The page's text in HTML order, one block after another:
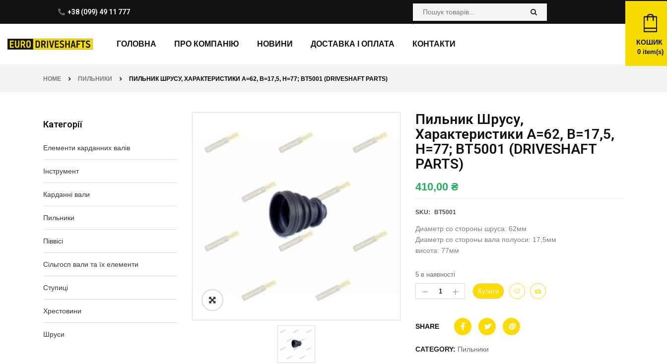
+38 (099) 49 11 777
ГОЛОВНА ПРО КОМПАНІЮ НОВИНИ ДОСТАВКА І ОПЛАТА КОНТАКТИ КОШИК
0item(s)
HOME ПИЛЬНИКИ ПИЛЬНИК ШРУСУ, ХАРАКТЕРИСТИКИ A=62, B=17,5, H=77; BT5001 (DRIVESHAFT PARTS)
Категорії
Елементи карданних валів
Інструмент
Карданні вали
Пильники
Піввісі
Сільгосп вали та їх елементи
Ступиці
Хрестовини
Шруси
Пильник Шрусу,
Характеристики A=62, B=17,5,
H=77; BT5001 (DRIVESHAFT
PARTS)
410,00 ₴
SKU: BT5001
Диаметр со стороны шруса: 62мм
Диаметр со стороны вала полуоси: 17,5мм
висота: 77мм
5 в наявності
Купити
SHARE
CATEGORY: Пильники